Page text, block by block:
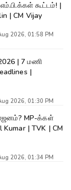
கூட்டம்! |
| CM Vijay
2026, 01:58 PM
| 7 மணி
|
2026, 01:30 PM
க்கள்
TVK | CM
2026, 01:34 PM